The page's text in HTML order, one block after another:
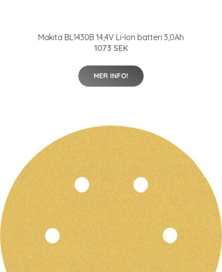
Makita BL1430B 14,4V Li-Ion batteri 3,0Ah
1073 SEK
MER INFO!